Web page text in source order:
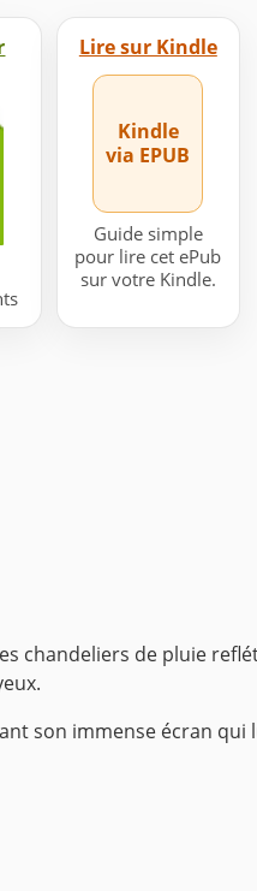
Lire sur Kindle
Kindle
via EPUB
Guide simple
pour lire cet ePub
sur votre Kindle.
chandeliers de pluie
son immense écran